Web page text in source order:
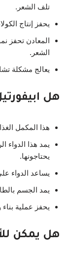
تلف الشعر.
يحفز إنتاج
المعادن تحفز
الشعر.
يعالج مشكلة
هل
هذا المكمل
يمد هذا الدواء
يحتاجونها.
يساعد الدواء
يمد الجسم
يحفز عملية
هل يمكن